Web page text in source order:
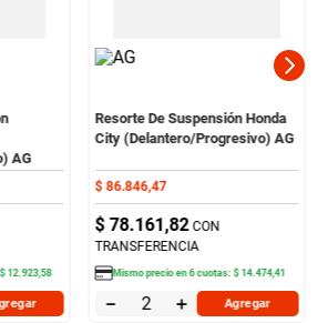
AG
$ 12.923,58
Resorte De Suspensión Honda
City (Delantero/Progresivo) AG
$ 86.846,47
$ 78.161,82 CON
TRANSFERENCIA
Mismo precio en6cuotas:$ 14.474,41
＋
－ Agregar